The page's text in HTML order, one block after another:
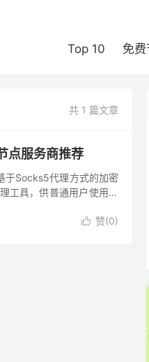
Top 10 免
共 1 篇文章
点服务商推荐
于Socks5代理方式的加密
工具，供普通用户使用绕
 赞(0)